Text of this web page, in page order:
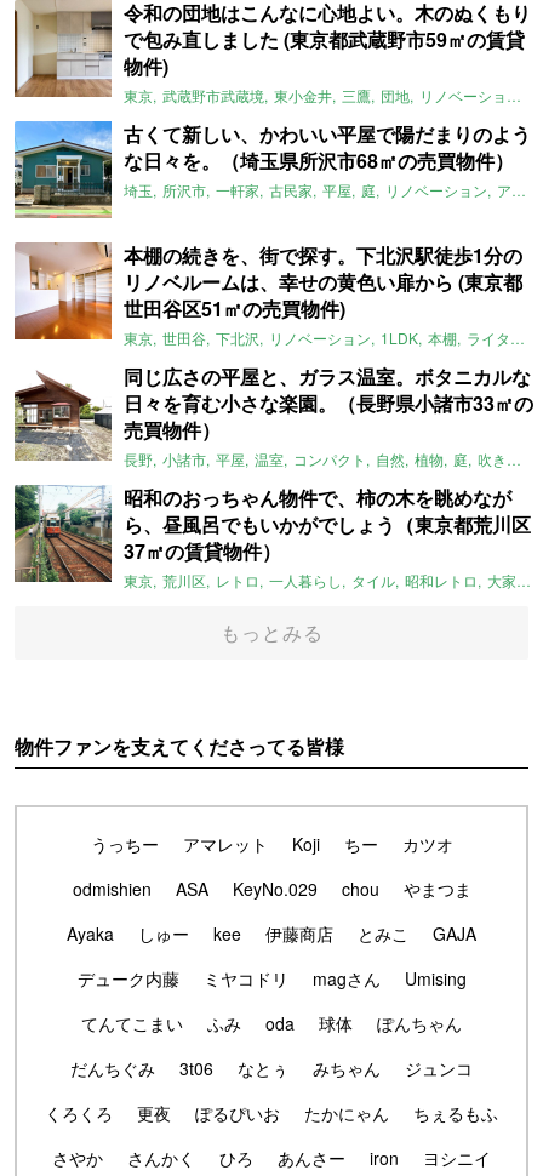
令和の団地はこんなに心地よい。木のぬくもり
で包み直しました (東京都武蔵野市59㎡の賃貸
物件)
東京 武蔵野市武蔵境 東小金井 三鷹 団地 リノベーション
古くて新しい、かわいい平屋で陽だまりのよう
な日々を。（埼玉県所沢市68㎡の売買物件）
埼玉 所沢市 一軒家 古民家 平屋 庭 リノベーション アメリカンハウス
本棚の続きを、街で探す。下北沢駅徒歩1分の
リノベルームは、幸せの黄色い扉から (東京都
世田谷区51㎡の売買物件)
東京 世田谷 下北沢 リノベーション 1LDK 本棚 ライター：ほしりょうこ
同じ広さの平屋と、ガラス温室。ボタニカルな
日々を育む小さな楽園。（長野県小諸市33㎡の
売買物件）
長野 小諸市 平屋 温室 コンパクト 自然 植物 庭 吹き抜け
昭和のおっちゃん物件で、柿の木を眺めなが
ら、昼風呂でもいかがでしょう（東京都荒川区
37㎡の賃貸物件）
東京 荒川区 レトロ 一人暮らし タイル 昭和レトロ 大家女子
もっとみる
物件ファンを支えてくださってる皆様
うっちー アマレット Koji ちー
カツオ
odmishien
ASA KeyNo.029 chou
やまつま
Ayaka
しゅー kee 伊藤商店 とみこ
GAJA
デューク内藤
ミヤコドリ magさん
Umising
てんてこまい
ふみ oda 球体
ぽんちゃん
だんちぐみ
3t06 なとぅ みちゃん
ジュンコ
くろくろ
更夜 ぽるぴいお たかにゃん
ちぇるもふ
さやか
さんかく ひろ あんさー iron
ヨシニイ